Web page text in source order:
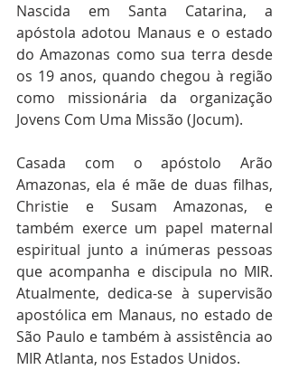
Nascida em Santa Catarina, a
apóstola adotou Manaus e o estado
do Amazonas como sua terra desde
os 19 anos, quando chegou à região
como missionária da organização
Jovens Com Uma Missão (Jocum).
Casada com o apóstolo Arão
Amazonas, ela é mãe de duas filhas,
Christie e Susam Amazonas, e
também exerce um papel maternal
espiritual junto a inúmeras pessoas
que acompanha e discipula no MIR.
Atualmente, dedica-se à supervisão
apostólica em Manaus, no estado de
São Paulo e também à assistência ao
MIR Atlanta, nos Estados Unidos.